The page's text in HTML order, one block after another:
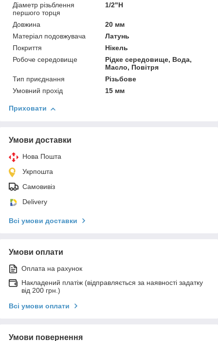
Діаметр різьблення
першого торця
1/2"Н
Довжина
20 мм
Матеріал подовжувача
Латунь
Покриття
Нікель
Робоче середовище
Рідке середовище, Вода,
Масло, Повітря
Тип приєднання
Різьбове
Умовний прохід
15 мм
Приховати
Умови доставки
Нова Пошта
Укрпошта
Самовивіз
Delivery
Всі умови доставки
Умови оплати
Оплата на рахунок
Накладений платіж (відправляється за наявності задатку
від 200 грн.)
Всі умови оплати
Умови повернення